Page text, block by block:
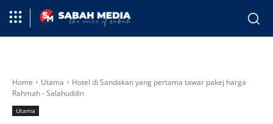
Home Utama
Hotel di Sandakan yang pertama tawar pakej harga
Rahmah - Salahuddin
Utama